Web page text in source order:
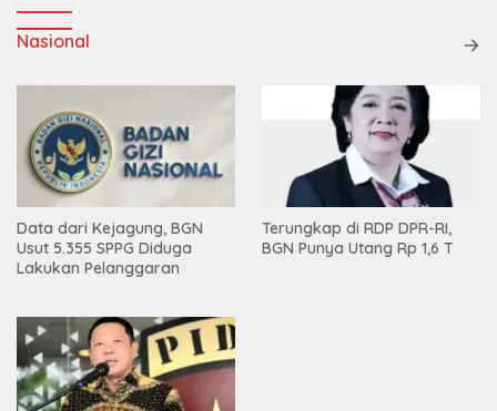
Nasional
Data dari Kejagung, BGN
Usut 5.355 SPPG Diduga
Lakukan Pelanggaran
Terungkap di RDP DPR-RI,
BGN Punya Utang Rp 1,6 T